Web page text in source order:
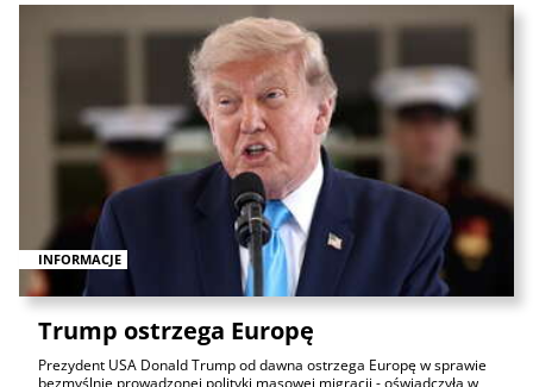
INFORMACJE
Trump ostrzega Europę
Prezydent USA Donald Trump od dawna ostrzega Europę w sprawie